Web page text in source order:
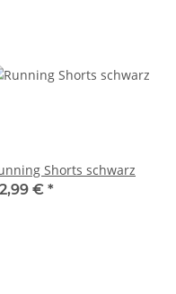
Shorts schwarz
€ *